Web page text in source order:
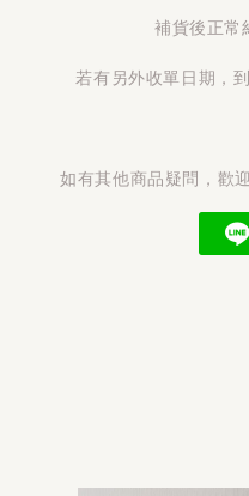
補貨後正常
若有另外收單日期，
如有其他商品疑問，歡